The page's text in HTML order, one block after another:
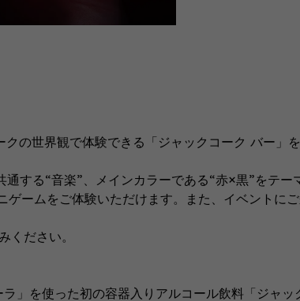
の世界観で体験できる「ジャックコーク バー」
する“音楽”、メインカラーである“赤×黒”をテー
ームをご体験いただけます。また、イベントに
ください。
を使った初の容器入りアルコール飲料「ジャッ